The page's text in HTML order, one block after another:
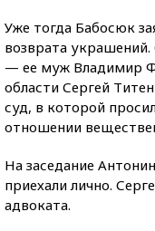
Уже тогда Бабосюк
возврата
— ее муж Владимир
области Сергей
суд, в которой
отношении
На заседание
приехали лично.
адвоката.